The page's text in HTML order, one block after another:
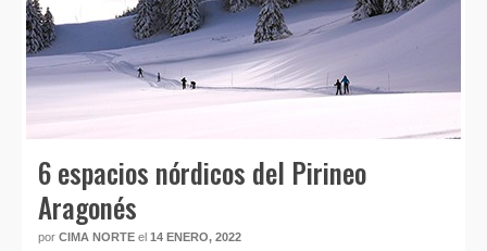
6 espacios nórdicos del Pirineo
Aragonés
por CIMA NORTE el 14 ENERO, 2022